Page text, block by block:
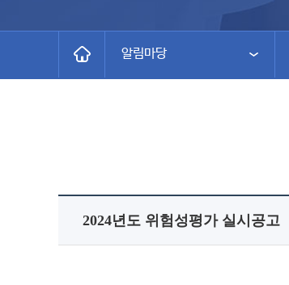
알림마당
2024년도 위험성평가 실시공고